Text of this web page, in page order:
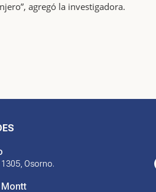
agregó la investigadora.
Osorno.
Montt